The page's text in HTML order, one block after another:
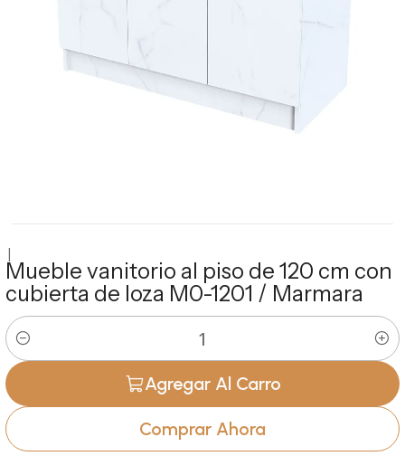
|
Mueble vanitorio al piso de 120 cm con
cubierta de loza M0-1201 / Marmara
Cantidad
Agregar Al Carro
Comprar Ahora